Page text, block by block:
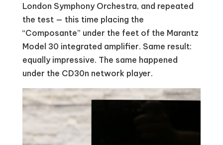
London Symphony Orchestra, and repeated
the test — this time placing the
“Composante” under the feet of the Marantz
Model 30 integrated amplifier. Same result:
equally impressive. The same happened
under the CD30n network player.